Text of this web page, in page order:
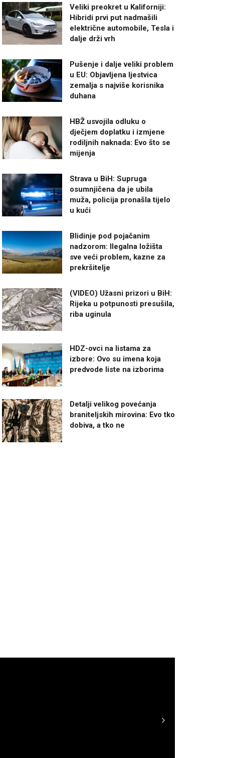
Veliki preokret u Kaliforniji:
Hibridi prvi put nadmašili
električne automobile, Tesla i
dalje drži vrh
Pušenje i dalje veliki problem
u EU: Objavljena ljestvica
zemalja s najviše korisnika
duhana
HBŽ usvojila odluku o
dječjem doplatku i izmjene
rodiljnih naknada: Evo što se
mijenja
Strava u BiH: Supruga
osumnjičena da je ubila
muža, policija pronašla tijelo
u kući
Blidinje pod pojačanim
nadzorom: Ilegalna ložišta
sve veći problem, kazne za
prekršitelje
(VIDEO) Užasni prizori u BiH:
Rijeka u potpunosti presušila,
riba uginula
HDZ-ovci na listama za
izbore: Ovo su imena koja
predvode liste na izborima
Detalji velikog povećanja
braniteljskih mirovina: Evo tko
dobiva, a tko ne